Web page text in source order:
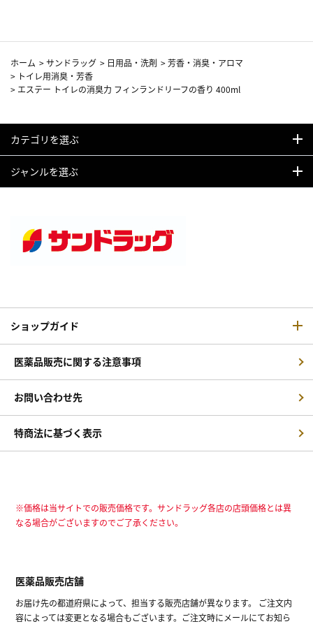
ホーム >サンドラッグ > 日用品・洗剤 >芳香・消臭・アロマ
> トイレ用消臭・芳香
> エステー トイレの消臭力 フィンランドリーフの香り 400ml
カテゴリを選ぶ
ジャンルを選ぶ
ショップガイド
医薬品販売に関する注意事項
お問い合わせ先
特商法に基づく表示
※価格は当サイトでの販売価格です。サンドラッグ各店の店頭価格とは異
なる場合がございますのでご了承ください。
医薬品販売店舗
お届け先の都道府県によって、担当する販売店舗が異なります。 ご注文内
容によっては変更となる場合もございます。ご注文時にメールにてお知ら